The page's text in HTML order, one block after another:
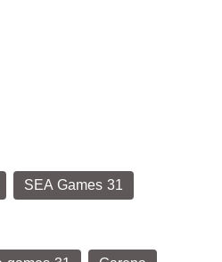
SEA Games 31